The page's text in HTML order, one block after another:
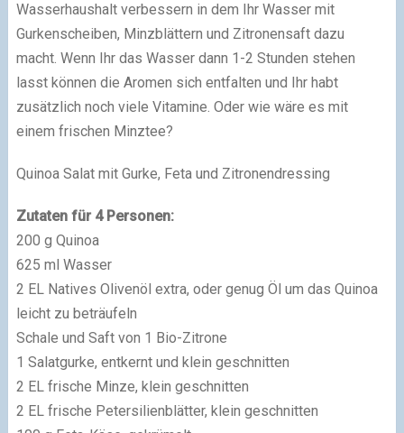
Wasserhaushalt verbessern in dem Ihr Wasser mit
Gurkenscheiben, Minzblättern und Zitronensaft dazu
macht. Wenn Ihr das Wasser dann 1-2 Stunden stehen
lasst können die Aromen sich entfalten und Ihr habt
zusätzlich noch viele Vitamine. Oder wie wäre es mit
einem frischen Minztee?
Quinoa Salat mit Gurke, Feta und Zitronendressing
Zutaten für 4 Personen:
200 g Quinoa
625 ml Wasser
2 EL Natives Olivenöl extra, oder genug Öl um das Quinoa
leicht zu beträufeln
Schale und Saft von 1 Bio-Zitrone
1 Salatgurke, entkernt und klein geschnitten
2 EL frische Minze, klein geschnitten
2 EL frische Petersilienblätter, klein geschnitten